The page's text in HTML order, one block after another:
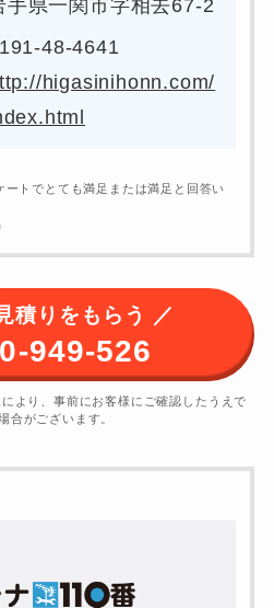
手県一関市字相去67-2
48-4641
higasinihonn.com/
トでとても満足または満足と回答い
積りをもらう ／
949-526
より、事前にお客様にご確認したうえで
合がございます。